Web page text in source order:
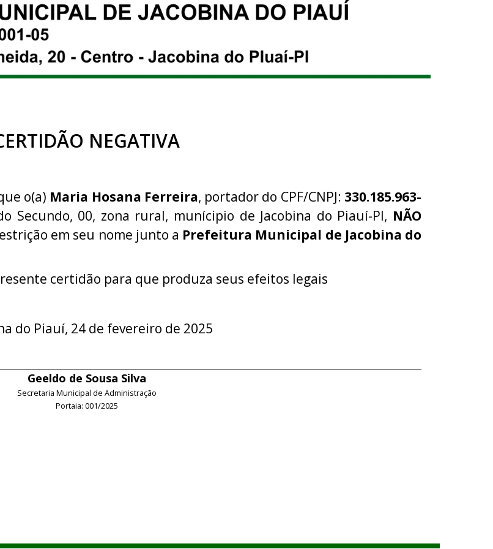
NEGATIVA
o(a) Maria Hosana Ferreira, portador do CPF/CNPJ: 330.185.963-
Secundo, 00, zona rural, munícipio de Jacobina do Piauí-PI, NÃO
em seu nome junto a Prefeitura Municipal de Jacobina do
certidão para que produza seus efeitos legais
do Piauí, 24 de fevereiro de 2025
Geeldo de Sousa Silva
Secretaria Municipal de Administração
Portaia: 001/2025